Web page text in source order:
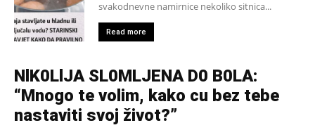
svakodnevne namirnice nekoliko sitnica...
Read more
NlK0LlJA SL0MLJENA D0 B0LA:
“Mnogo te volim, kako cu bez tebe
nastaviti svoj život?”